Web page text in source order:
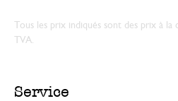
Tous les prix indiqués sont des prix à
TVA.
Service